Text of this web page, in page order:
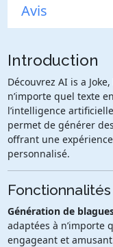
Avis
Introduction
Découvrez AI is a
n’importe quel texte
l’intelligence
permet de générer
offrant une
personnalisé.
Fonctionnalités
Génération de
adaptées à n’importe
engageant et